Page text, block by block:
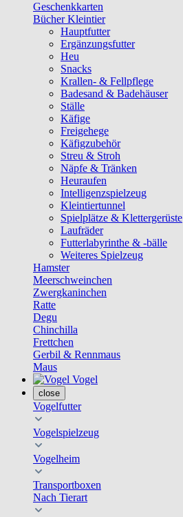
Geschenkkarten
Bücher Kleintier
Hauptfutter
Ergänzungsfutter
Heu
Snacks
Krallen- & Fellpflege
Badesand & Badehäuser
Ställe
Käfige
Freigehege
Käfigzubehör
Streu & Stroh
Näpfe & Tränken
Heuraufen
Intelligenzspielzeug
Kleintiertunnel
Spielplätze & Klettergerüste
Laufräder
Futterlabyrinthe & -bälle
Weiteres Spielzeug
Hamster
Meerschweinchen
Zwergkaninchen
Ratte
Degu
Chinchilla
Frettchen
Gerbil & Rennmaus
Maus
Vogel
close
Vogelfutter
Vogelspielzeug
Vogelheim
Transportboxen
Nach Tierart